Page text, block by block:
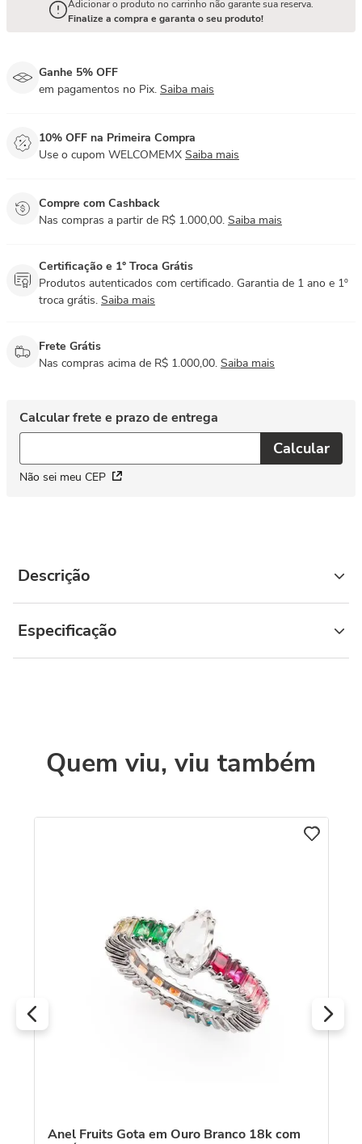
Adicionar o produto no carrinho não garante sua reserva.
Finalize a compra e garanta o seu produto!
Ganhe 5% OFF
em pagamentos no Pix. Saiba mais
10% OFF na Primeira Compra
Use o cupom WELCOMEMX Saiba mais
Compre com Cashback
Nas compras a partir de R$ 1.000,00. Saiba mais
Certificação e 1° Troca Grátis
Produtos autenticados com certificado. Garantia de 1 ano e 1º
troca grátis. Saiba mais
Frete Grátis
Nas compras acima de R$ 1.000,00. Saiba mais
Não sei meu CEP
Descrição
Especificação
Quem viu, viu também
Anel Fruits Gota em Ouro Branco 18k com